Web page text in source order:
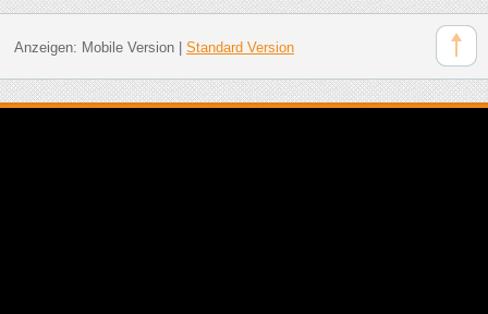
Anzeigen: Mobile Version| Standard Version